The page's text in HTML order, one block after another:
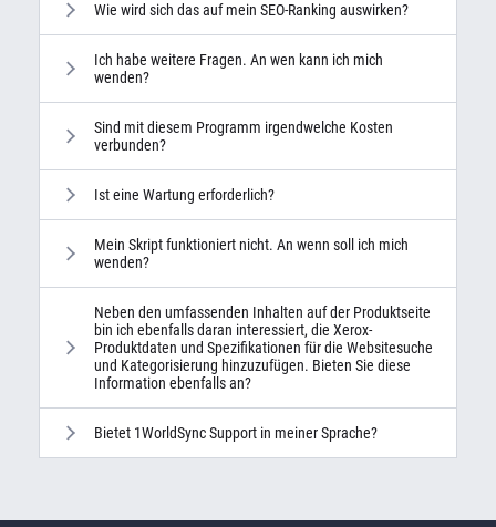
Wie wird sich das auf mein SEO-Ranking auswirken?
Ich habe weitere Fragen. An wen kann ich mich
wenden?
Sind mit diesem Programm irgendwelche Kosten
verbunden?
Ist eine Wartung erforderlich?
Mein Skript funktioniert nicht. An wenn soll ich mich
wenden?
Neben den umfassenden Inhalten auf der Produktseite
bin ich ebenfalls daran interessiert, die Xerox-
Produktdaten und Spezifikationen für die Websitesuche
und Kategorisierung hinzuzufügen. Bieten Sie diese
Information ebenfalls an?
Bietet 1WorldSync Support in meiner Sprache?